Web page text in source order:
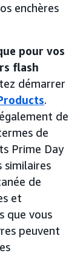
enchères
pour vos
flash
démarrer
.
de
de
Prime Day
similaires
de
et
que vous
peuvent